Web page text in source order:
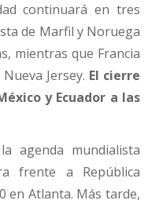
continuará en tres
de Marfil y Noruega
mientras que Francia
Jersey. El cierre
y Ecuador a las
agenda mundialista
frente a República
en Atlanta. Más tarde,